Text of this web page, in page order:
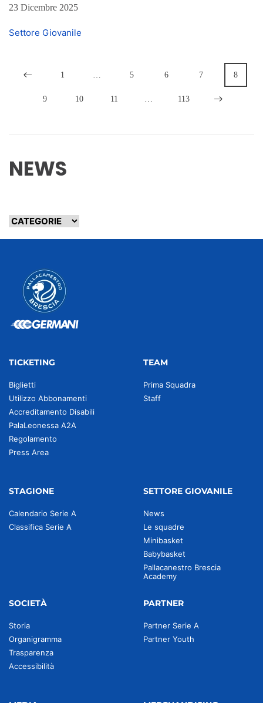
23 Dicembre 2025
Settore Giovanile
1 5 6 7 8
9 10 11 113
NEWS
TICKETING
Biglietti
Utilizzo Abbonamenti
Accreditamento Disabili
PalaLeonessa A2A
Regolamento
Press Area
TEAM
Prima Squadra
Staff
STAGIONE
Calendario Serie A
Classifica Serie A
SETTORE GIOVANILE
News
Le squadre
Minibasket
Babybasket
Pallacanestro Brescia
Academy
SOCIETÀ
Storia
Organigramma
Trasparenza
Accessibilità
PARTNER
Partner Serie A
Partner Youth